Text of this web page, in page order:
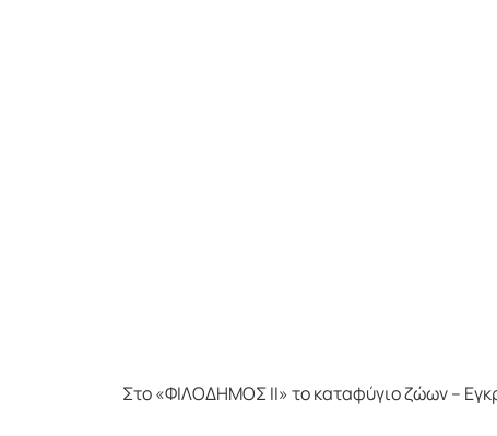
Στο «ΦΙΛΟΔΗΜΟΣ ΙΙ» το καταφύγιο ζώων –